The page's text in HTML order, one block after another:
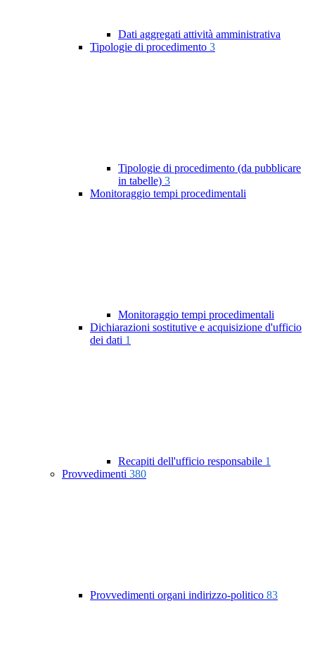
Dati aggregati attività amministrativa
Tipologie di procedimento 3
Tipologie di procedimento (da pubblicare
in tabelle) 3
Monitoraggio tempi procedimentali
Monitoraggio tempi procedimentali
Dichiarazioni sostitutive e acquisizione d'ufficio
dei dati 1
Recapiti dell'ufficio responsabile 1
Provvedimenti 380
Provvedimenti organi indirizzo-politico 83